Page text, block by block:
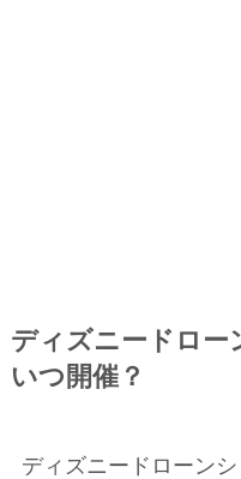
ディズニードロー
いつ開催？
ディズニードローン